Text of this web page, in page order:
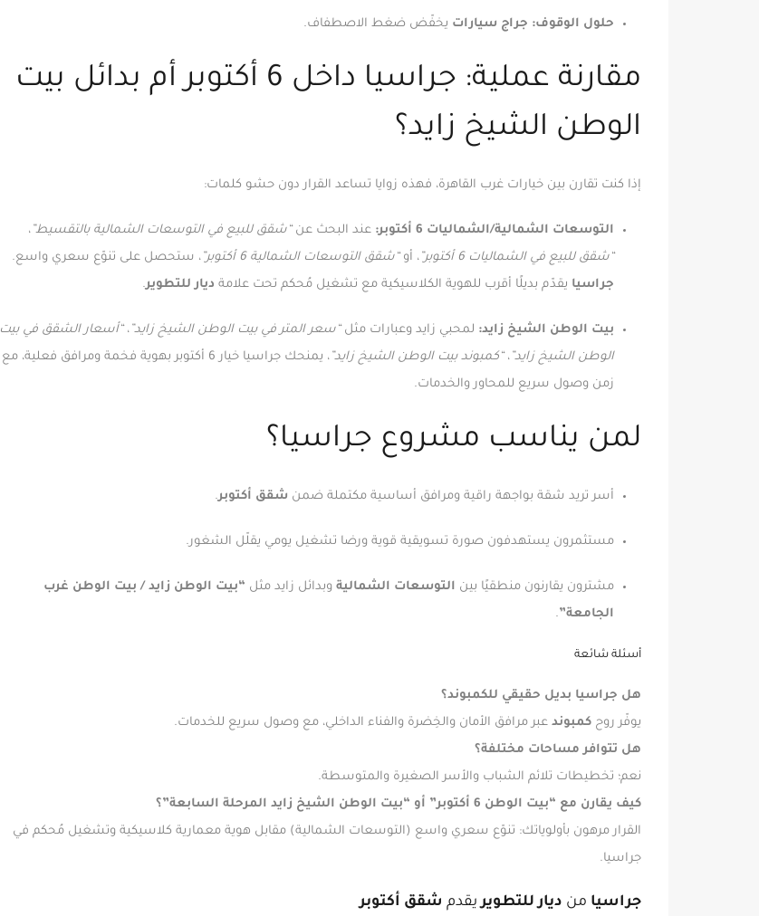
حلول الوقوف: جراج سيارات يخفّض ضغط الاصطفاف.
مقارنة عملية: جراسيا داخل 6 أكتوبر أم بدائل بيت
الوطن الشيخ زايد؟
إذا كنت تقارن بين خيارات غرب القاهرة، فهذه زوايا تساعد القرار دون حشو كلمات:
التوسعات الشمالية/الشماليات 6 أكتوبر: عند البحث عن“شقق للبيع في التوسعات الشمالية بالتقسيط” ،
“شقق للبيع في الشماليات 6 أكتوبر”
، أو“شقق التوسعات الشمالية 6 أكتوبر”
، ستحصل على تنوّع سعري واسع.
جراسيا يقدّم بديلًا أقرب للهوية الكلاسيكية مع تشغيل مُحكم تحت علامة ديار للتطوير.
بيت الوطن الشيخ زايد: لمحبي زايد وعبارات مثل“سعر المتر في بيت الوطن الشيخ زايد” ،“أسعار الشقق في بيت
الوطن الشيخ زايد” ،“كمبوند بيت الوطن الشيخ زايد”
، يمنحك جراسيا خيار 6 أكتوبر بهوية فخمة ومرافق فعلية، مع
زمن وصول سريع للمحاور والخدمات.
لمن يناسب مشروع جراسيا؟
أسر تريد شقة بواجهة راقية ومرافق أساسية مكتملة ضمن شقق أكتوبر.
مستثمرون يستهدفون صورة تسويقية قوية ورضا تشغيل يومي يقلّل الشغور.
مشترون يقارنون منطقيًا بين التوسعات الشمالية وبدائل زايد مثل “بيت الوطن زايد / بيت الوطن غرب
الجامعة”.
أسئلة شائعة
هل جراسيا بديل حقيقي للكمبوند؟
يوفّر روح كمبوند عبر مرافق الأمان والخِضرة والفناء الداخلي، مع وصول سريع للخدمات.
هل تتوافر مساحات مختلفة؟
نعم؛ تخطيطات تلائم الشباب والأسر الصغيرة والمتوسطة.
كيف يقارن مع “بيت الوطن 6 أكتوبر” أو “بيت الوطن الشيخ زايد المرحلة السابعة”؟
القرار مرهون بأولوياتك: تنوّع سعري واسع (التوسعات الشمالية) مقابل هوية معمارية كلاسيكية وتشغيل مُحكم في
جراسيا.
جراسيا من ديار للتطويريقدم شقق أكتوبر